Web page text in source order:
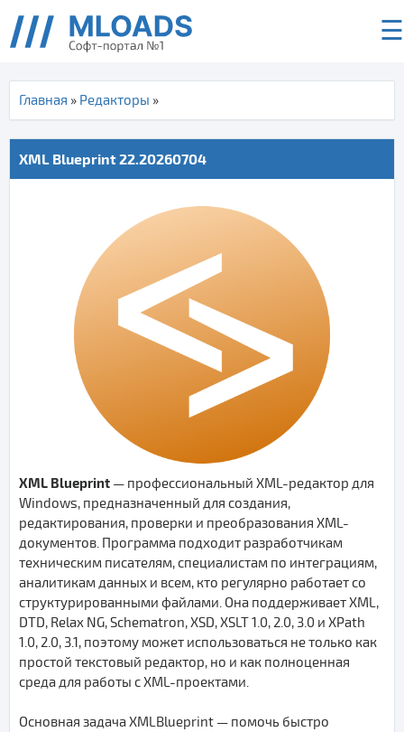
☰
Главная » Редакторы »
XML Blueprint 22.20260704
XML Blueprint — профессиональный XML-редактор для
Windows, предназначенный для создания,
редактирования, проверки и преобразования XML-
документов. Программа подходит разработчикам
техническим писателям, специалистам по интеграциям,
аналитикам данных и всем, кто регулярно работает со
структурированными файлами. Она поддерживает XML,
DTD, Relax NG, Schematron, XSD, XSLT 1.0, 2.0, 3.0 и XPath
1.0, 2.0, 3.1, поэтому может использоваться не только как
простой текстовый редактор, но и как полноценная
среда для работы с XML-проектами.
Основная задача XMLBlueprint — помочь быстро